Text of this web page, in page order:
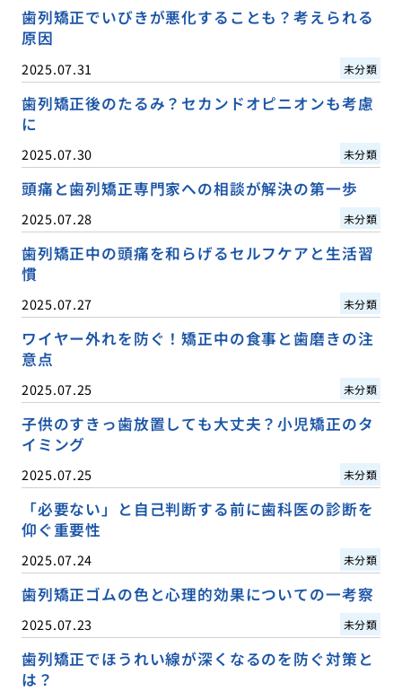
歯列矯正でいびきが悪化することも？考えられる
原因
2025.07.31 未分類
歯列矯正後のたるみ？セカンドオピニオンも考慮
に
2025.07.30 未分類
頭痛と歯列矯正専門家への相談が解決の第一歩
2025.07.28 未分類
歯列矯正中の頭痛を和らげるセルフケアと生活習
慣
2025.07.27 未分類
ワイヤー外れを防ぐ！矯正中の食事と歯磨きの注
意点
2025.07.25 未分類
子供のすきっ歯放置しても大丈夫？小児矯正のタ
イミング
2025.07.25 未分類
「必要ない」と自己判断する前に歯科医の診断を
仰ぐ重要性
2025.07.24 未分類
歯列矯正ゴムの色と心理的効果についての一考察
2025.07.23 未分類
歯列矯正でほうれい線が深くなるのを防ぐ対策と
は？